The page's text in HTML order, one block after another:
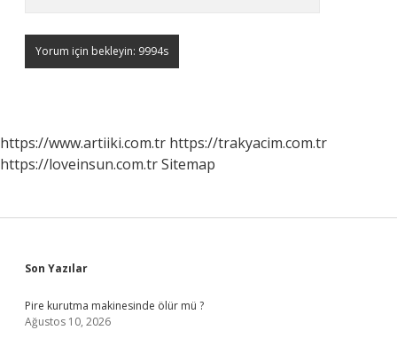
https://www.artiiki.com.tr https://trakyacim.com.tr
https://loveinsun.com.trSitemap
Sidebar
Son Yazılar
Pire kurutma makinesinde ölür mü ?
Ağustos 10, 2026